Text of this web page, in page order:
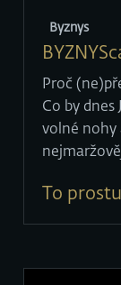
Byznys
Proč
Co by dnes
volné nohy
To